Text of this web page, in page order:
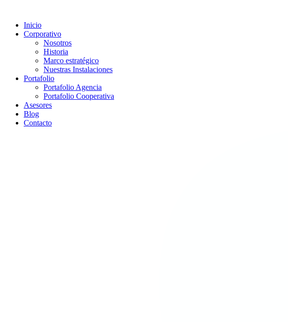
Inicio
Corporativo
Nosotros
Historia
Marco estratégico
Nuestras Instalaciones
Portafolio
Portafolio Agencia
Portafolio Cooperativa
Asesores
Blog
Contacto